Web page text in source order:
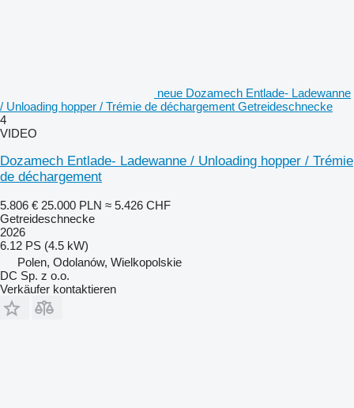
neue Dozamech Entlade- Ladewanne
/ Unloading hopper / Trémie de déchargement Getreideschnecke
4
VIDEO
Dozamech Entlade- Ladewanne / Unloading hopper / Trémie
de déchargement
5.806 € 25.000 PLN ≈ 5.426 CHF
Getreideschnecke
2026
6.12 PS (4.5 kW)
Polen, Odolanów, Wielkopolskie
DC Sp. z o.o.
Verkäufer kontaktieren